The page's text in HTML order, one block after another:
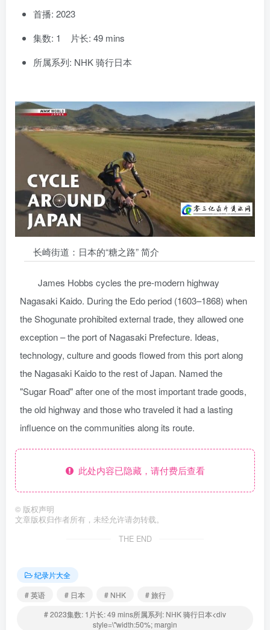
首播: 2023
集数: 1 片长: 49 mins
所属系列: NHK 骑行日本
长崎街道：日本的“糖之路” 简介
James Hobbs cycles the pre-modern highway
Nagasaki Kaido. During the Edo period (1603–1868) when
the Shogunate prohibited external trade, they allowed one
exception – the port of Nagasaki Prefecture. Ideas,
technology, culture and goods flowed from this port along
the Nagasaki Kaido to the rest of Japan. Named the
"Sugar Road" after one of the most important trade goods,
the old highway and those who traveled it had a lasting
influence on the communities along its route.
此处内容已隐藏，请付费后查看
© 版权声明
文章版权归作者所有，未经允许请勿转载。
THE END
纪录片大全
# 英语
# 日本 # NHK
# 旅行
# 2023集数: 1片长: 49 mins所属系列: NHK 骑行日本<div
style=\"width:50%; margin